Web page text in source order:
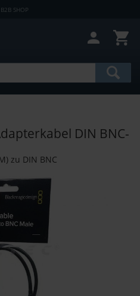
B2B SHOP
DIN BNC-
zu DIN BNC